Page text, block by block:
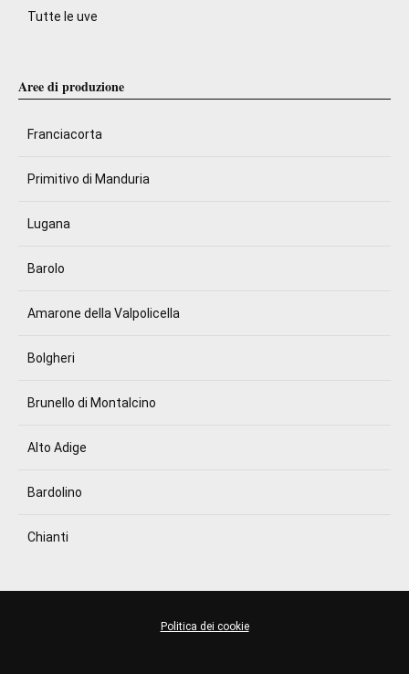
Tutte le uve
Aree di produzione
Franciacorta
Primitivo di Manduria
Lugana
Barolo
Amarone della Valpolicella
Bolgheri
Brunello di Montalcino
Alto Adige
Bardolino
Chianti
Politica dei cookie